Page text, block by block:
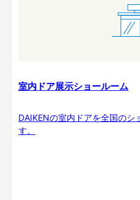
室内ドア展示ショールーム
DAIKENの室内ドアを全国のシ
す。